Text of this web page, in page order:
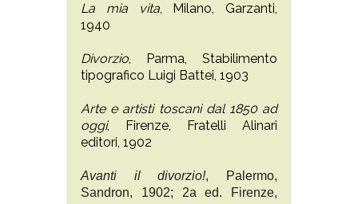
La mia vita, Milano, Garzanti,
1940
Divorzio, Parma, Stabilimento
tipografico Luigi Battei, 1903
Arte e artisti toscani dal 1850 ad
oggi, Firenze, Fratelli Alinari
editori, 1902
Avanti il divorzio!, Palermo,
Sandron, 1902; 2a ed. Firenze,